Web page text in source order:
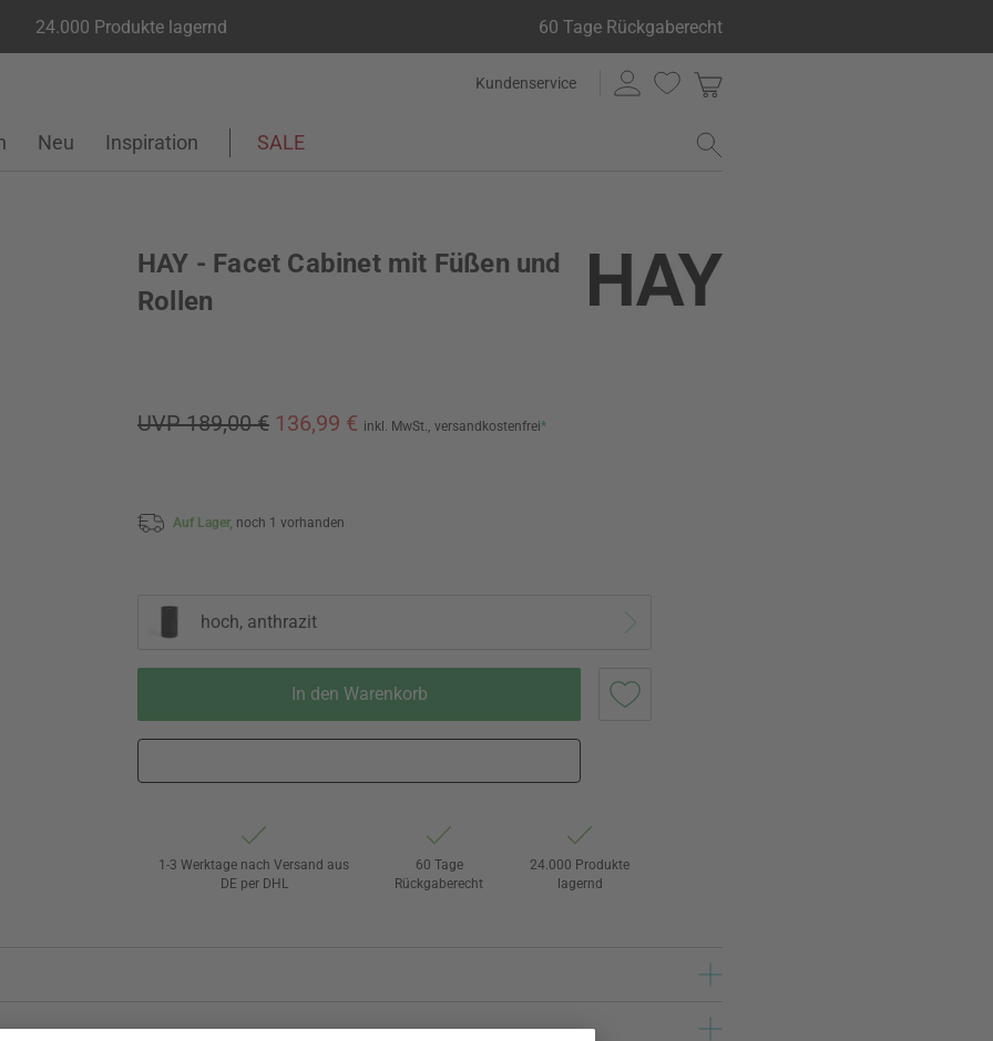
24.000 Produkte lagernd 60 Tage Rückgaberecht
Kundenservice
Neu Inspiration SALE
HAY - Facet Cabinet mit Füßen und
Rollen
UVP 189,00 € 136,99 € inkl. MwSt., versandkostenfrei*
Auf Lager, noch 1 vorhanden
hoch, anthrazit
In den Warenkorb
1-3 Werktage nach Versand aus
DE per DHL
60 Tage
Rückgaberecht
24.000 Produkte
lagernd